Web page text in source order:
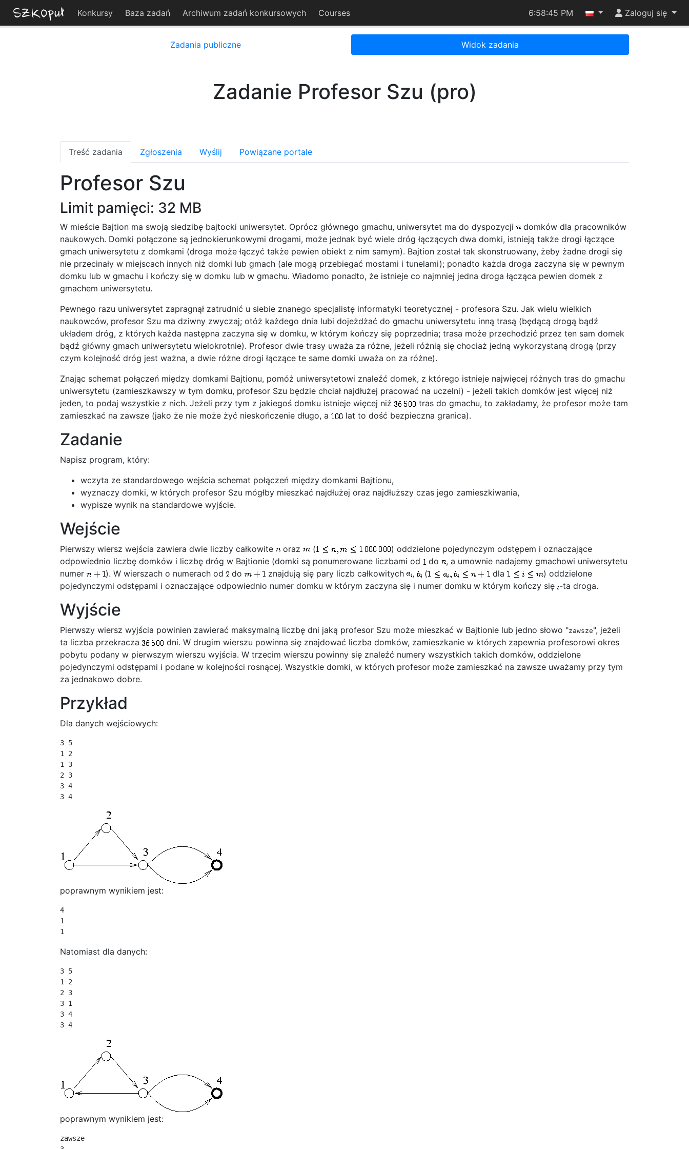
Konkursy Baza zadań Archiwum zadań konkursowych Courses 6:58:45 PM Zaloguj się
Zadania publiczne Widok zadania
Zadanie Profesor Szu (pro)
Treść zadania Zgłoszenia Wyślij Powiązane portale
Profesor Szu
Limit pamięci: 32 MB
W mieście Bajtion ma swoją siedzibę bajtocki uniwersytet. Oprócz głównego gmachu, uniwersytet ma do dyspozycji
domków dla pracowników
naukowych. Domki połączone są jednokierunkowymi drogami, może jednak być wiele dróg łączących dwa domki, istnieją także drogi łączące
gmach uniwersytetu z domkami (droga może łączyć także pewien obiekt z nim samym). Bajtion został tak skonstruowany, żeby żadne drogi się
nie przecinały w miejscach innych niż domki lub gmach (ale mogą przebiegać mostami i tunelami); ponadto każda droga zaczyna się w pewnym
domku lub w gmachu i kończy się w domku lub w gmachu. Wiadomo ponadto, że istnieje co najmniej jedna droga łącząca pewien domek z
gmachem uniwersytetu.
Pewnego razu uniwersytet zapragnął zatrudnić u siebie znanego specjalistę informatyki teoretycznej - profesora Szu. Jak wielu wielkich
naukowców, profesor Szu ma dziwny zwyczaj; otóż każdego dnia lubi dojeżdżać do gmachu uniwersytetu inną trasą (będącą drogą bądź
układem dróg, z których każda następna zaczyna się w domku, w którym kończy się poprzednia; trasa może przechodzić przez ten sam domek
bądź główny gmach uniwersytetu wielokrotnie). Profesor dwie trasy uważa za różne, jeżeli różnią się chociaż jedną wykorzystaną drogą (przy
czym kolejność dróg jest ważna, a dwie różne drogi łączące te same domki uważa on za różne).
Znając schemat połączeń między domkami Bajtionu, pomóż uniwersytetowi znaleźć domek, z którego istnieje najwięcej różnych tras do gmachu
uniwersytetu (zamieszkawszy w tym domku, profesor Szu będzie chciał najdłużej pracować na uczelni) - jeżeli takich domków jest więcej niż
jeden, to podaj wszystkie z nich. Jeżeli przy tym z jakiegoś domku istnieje więcej niż
tras do gmachu, to zakładamy, że profesor może tam
zamieszkać na zawsze (jako że nie może żyć nieskończenie długo, a
lat to dość bezpieczna granica).
Zadanie
Napisz program, który:
wczyta ze standardowego wejścia schemat połączeń między domkami Bajtionu,
wyznaczy domki, w których profesor Szu mógłby mieszkać najdłużej oraz najdłuższy czas jego zamieszkiwania,
wypisze wynik na standardowe wyjście.
Wejście
Pierwszy wiersz wejścia zawiera dwie liczby całkowite oraz (
) oddzielone pojedynczym odstępem i oznaczające
odpowiednio liczbę domków i liczbę dróg w Bajtionie (domki są ponumerowane liczbami od
do
, a umownie nadajemy gmachowi uniwersytetu
numer
). W wierszach o numerach od do znajdują się pary liczb całkowitych , ( dla
) oddzielone
pojedynczymi odstępami i oznaczające odpowiednio numer domku w którym zaczyna się i numer domku w którym kończy się -ta droga.
Wyjście
Pierwszy wiersz wyjścia powinien zawierać maksymalną liczbę dni jaką profesor Szu może mieszkać w Bajtionie lub jedno słowo "zawsze", jeżeli
ta liczba przekracza
dni. W drugim wierszu powinna się znajdować liczba domków, zamieszkanie w których zapewnia profesorowi okres
pobytu podany w pierwszym wierszu wyjścia. W trzecim wierszu powinny się znaleźć numery wszystkich takich domków, oddzielone
pojedynczymi odstępami i podane w kolejności rosnącej. Wszystkie domki, w których profesor może zamieszkać na zawsze uważamy przy tym
za jednakowo dobre.
Przykład
Dla danych wejściowych:
3 5
1 2
1 3
2 3
3 4
3 4
poprawnym wynikiem jest:
4
1
1
Natomiast dla danych:
3 5
1 2
2 3
3 1
3 4
3 4
poprawnym wynikiem jest:
zawsze